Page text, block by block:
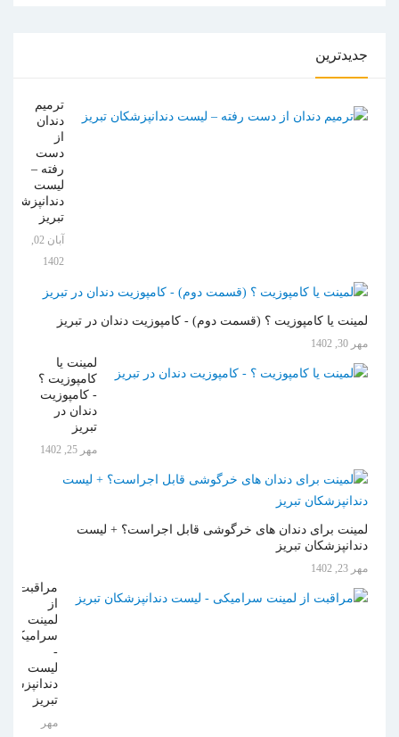
جدیدترین
ترمیم
دندان
از
دست
رفته –
لیست
دندانپزشکان
تبریز
1402
لمینت یا کامپوزیت ؟ (قسمت دوم) - کامپوزیت دندان در تبریز
مهر 30, 1402
لمینت یا
کامپوزیت ؟
- کامپوزیت
دندان در
تبریز
مهر 25, 1402
لمینت برای دندان های خرگوشی قابل اجراست؟ + لیست
دندانپزشکان تبریز
مهر 23, 1402
مراقبت
از
لمینت
سرامیکی
-
لیست
تبریز
مهر